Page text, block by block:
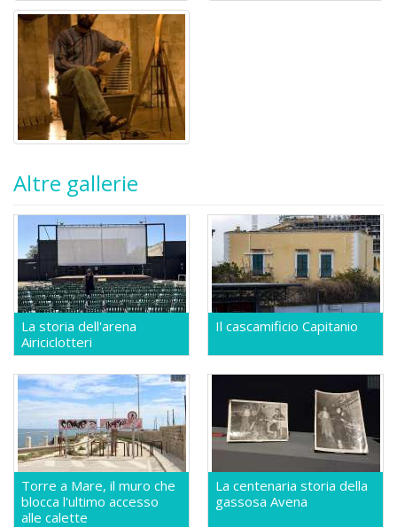
Altre gallerie
La storia dell'arena
Airiciclotteri
Il cascamificio Capitanio
Torre a Mare, il muro che
blocca l'ultimo accesso
alle calette
La centenaria storia della
gassosa Avena